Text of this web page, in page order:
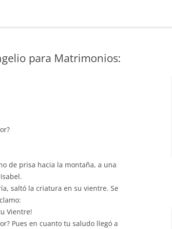
para Matrimonios:
de prisa hacia la montaña, a una
saltó la criatura en su vientre. Se
Vientre!
Pues en cuanto tu saludo llegó a